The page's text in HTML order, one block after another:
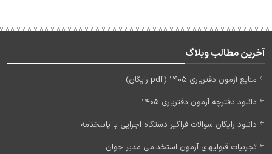
آخرین مطالب وبلاگ
منابع آزمون دفتریاری 1405 (pdf رایگان)
دانلود دفترچه آزمون دفتریاری 1405
دانلود رایگان سوالات فراگیر دستگاه اجرایی با پاسخنامه
تجربیات قبولیهای آزمون استخدامی مدیر جوان